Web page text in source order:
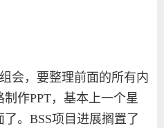
会，要整理前面的所有内
制作PPT，基本上一个星
。 BSS项目进展搁置了